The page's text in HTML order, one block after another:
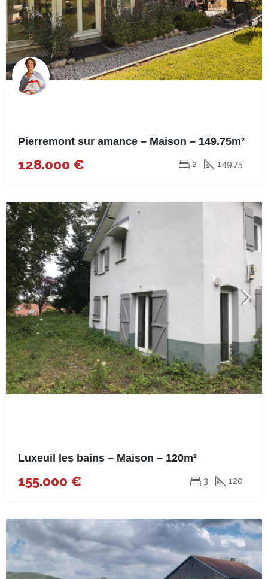
Pierremont sur amance – Maison – 149.75m²
128.000 € 2 149.75
Luxeuil les bains – Maison – 120m²
155.000 € 3 120